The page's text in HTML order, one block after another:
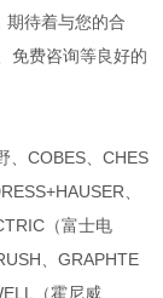
期待着与您的合
免费咨询等良好的
、COBES、CHES
、
（富士电
、GRAPHTE
（霍尼威